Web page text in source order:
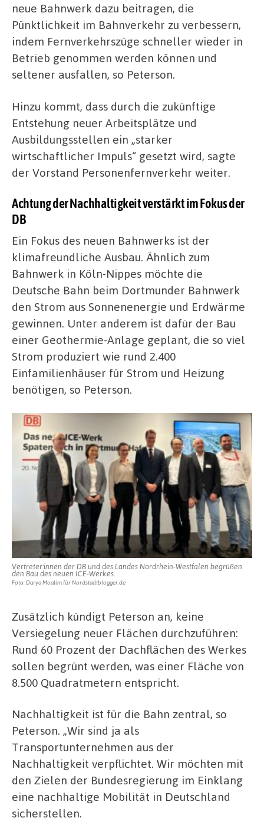
neue Bahnwerk dazu beitragen, die
Pünktlichkeit im Bahnverkehr zu verbessern,
indem Fernverkehrszüge schneller wieder in
Betrieb genommen werden können und
seltener ausfallen, so Peterson.
Hinzu kommt, dass durch die zukünftige
Entstehung neuer Arbeitsplätze und
Ausbildungsstellen ein „starker
wirtschaftlicher Impuls“ gesetzt wird, sagte
der Vorstand Personenfernverkehr weiter.
Achtung der Nachhaltigkeit verstärkt im Fokus der
DB
Ein Fokus des neuen Bahnwerks ist der
klimafreundliche Ausbau. Ähnlich zum
Bahnwerk in Köln-Nippes möchte die
Deutsche Bahn beim Dortmunder Bahnwerk
den Strom aus Sonnenenergie und Erdwärme
gewinnen. Unter anderem ist dafür der Bau
einer Geothermie-Anlage geplant, die so viel
Strom produziert wie rund 2.400
Einfamilienhäuser für Strom und Heizung
benötigen, so Peterson.
Vertreter:innen der DB und des Landes Nordrhein-Westfalen begrüßen
den Bau des neuen ICE-Werkes.
Foto: Darya Moalim für Nordstadtblogger.de
Zusätzlich kündigt Peterson an, keine
Versiegelung neuer Flächen durchzuführen:
Rund 60 Prozent der Dachflächen des Werkes
sollen begrünt werden, was einer Fläche von
8.500 Quadratmetern entspricht.
Nachhaltigkeit ist für die Bahn zentral, so
Peterson. „Wir sind ja als
Transportunternehmen aus der
Nachhaltigkeit verpflichtet. Wir möchten mit
den Zielen der Bundesregierung im Einklang
eine nachhaltige Mobilität in Deutschland
sicherstellen.